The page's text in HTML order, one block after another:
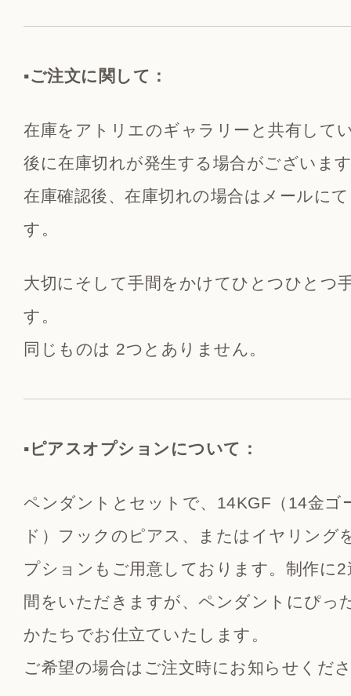
▪️ご注文に関して：
在庫をアトリエのギャラリーと共有して
後に在庫切れが発生する場合がございま
在庫確認後、在庫切れの場合はメールに
す。
大切にそして手間をかけてひとつひとつ
す。
同じものは 2つとありません。
▪️ピアスオプションについて：
ペンダントとセットで、14KGF（14金ゴ
ド）フックのピアス、またはイヤリング
プションもご用意しております。制作に
間をいただきますが、ペンダントにぴっ
かたちでお仕立ていたします。
ご希望の場合はご注文時にお知らせくだ